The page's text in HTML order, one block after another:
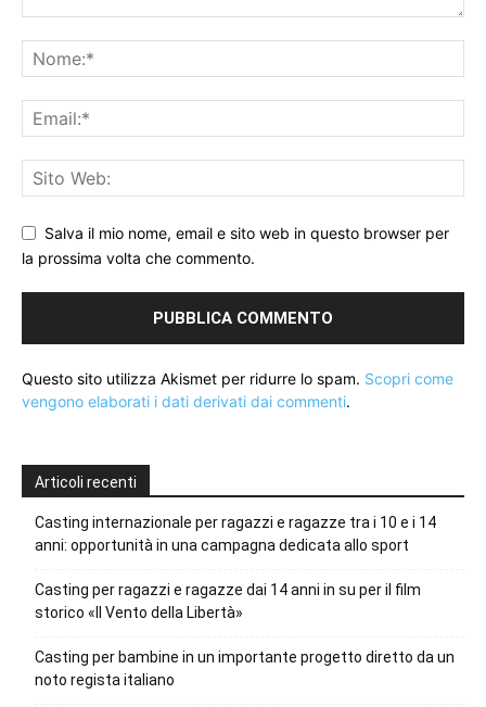
Salva il mio nome, email e sito web in questo browser per
la prossima volta che commento.
Questo sito utilizza Akismet per ridurre lo spam. Scopri come
vengono elaborati i dati derivati dai commenti.
Articoli recenti
Casting internazionale per ragazzi e ragazze tra i 10 e i 14
anni: opportunità in una campagna dedicata allo sport
Casting per ragazzi e ragazze dai 14 anni in su per il film
storico «Il Vento della Libertà»
Casting per bambine in un importante progetto diretto da un
noto regista italiano